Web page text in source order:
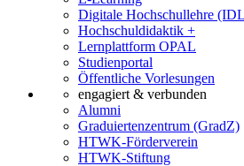
Digitale Hochschullehre
Hochschuldidaktik +
Lernplattform OPAL
Studienportal
Öffentliche Vorlesungen
engagiert & verbunden
Alumni
Graduiertenzentrum (GradZ)
HTWK-Förderverein
HTWK-Stiftung